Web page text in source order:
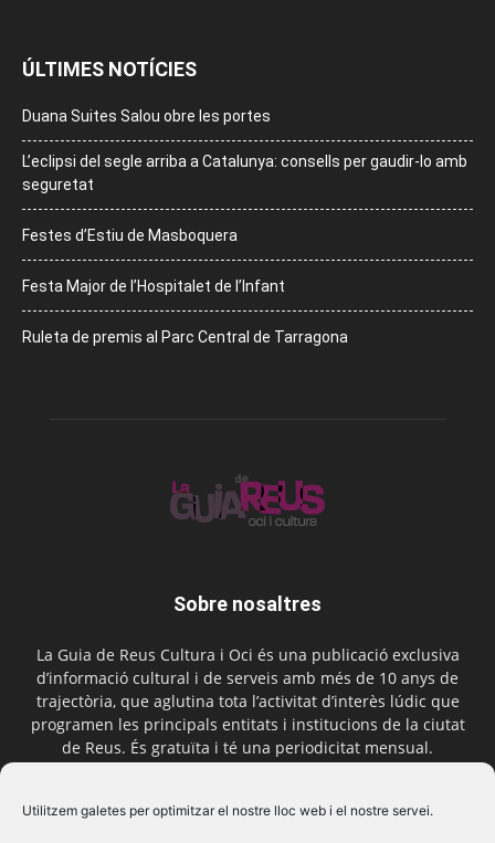
Utilitzem galetes per optimitzar el nostre lloc web i el nostre servei.
ÚLTIMES NOTÍCIES
Duana Suites Salou obre les portes
L’eclipsi del segle arriba a Catalunya: consells per gaudir-lo amb
seguretat
Festes d’Estiu de Masboquera
Festa Major de l’Hospitalet de l’Infant
Ruleta de premis al Parc Central de Tarragona
Sobre nosaltres
La Guia de Reus Cultura i Oci és una publicació exclusiva
d’informació cultural i de serveis amb més de 10 anys de
trajectòria, que aglutina tota l’activitat d’interès lúdic que
programen les principals entitats i institucions de la ciutat
de Reus. És gratuïta i té una periodicitat mensual.